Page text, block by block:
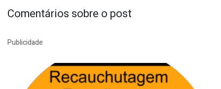
Comentários sobre o post
Publicidade